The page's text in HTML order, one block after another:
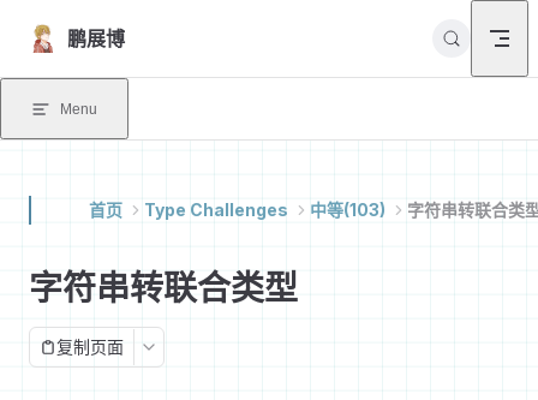
Skip to content
鹏展博
Menu
首页 Type Challenges 中等(103) 字符串转联合类
字符串转联合类型
复制页面